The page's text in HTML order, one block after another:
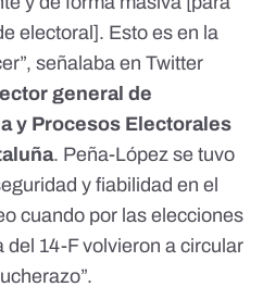
electoral]. Esto es en la
señalaba en Twitter
general de
y Procesos Electorales
. Peña-López se tuvo
y fiabilidad en el
cuando por las elecciones
14-F volvieron a circular